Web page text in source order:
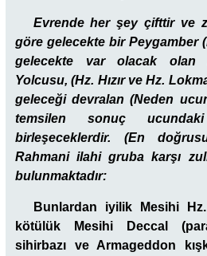
Evrende her şey çifttir ve
göre gelecekte bir Peygamber
gelecekte var olacak olan
Yolcusu, (Hz. Hızır ve Hz.
geleceği devralan (Neden
temsilen sonuç
birleşeceklerdir. (En
Rahmani ilahi gruba karşı
bulunmaktadır:
Bunlardan iyilik Mesihi
kötülük Mesihi Deccal
sihirbazı ve Armageddon